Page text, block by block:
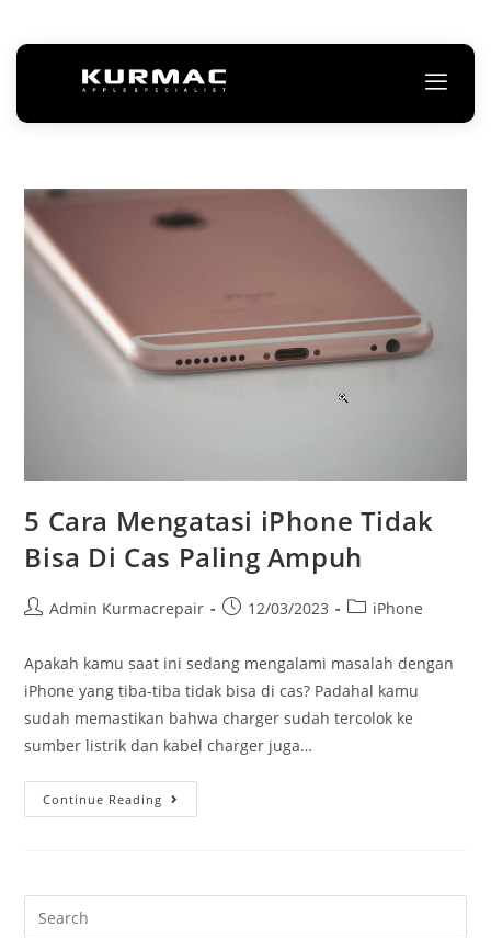
5 Cara Mengatasi iPhone Tidak
Bisa Di Cas Paling Ampuh
Admin Kurmacrepair 12/03/2023 iPhone
Apakah kamu saat ini sedang mengalami masalah dengan
iPhone yang tiba-tiba tidak bisa di cas? Padahal kamu
sudah memastikan bahwa charger sudah tercolok ke
sumber listrik dan kabel charger juga…
Continue Reading